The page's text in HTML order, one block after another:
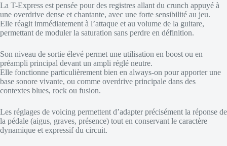
La T-Express est pensée pour des registres allant du crunch appuyé à
une overdrive dense et chantante, avec une forte sensibilité au jeu.
Elle réagit immédiatement à l’attaque et au volume de la guitare,
permettant de moduler la saturation sans perdre en définition.
Son niveau de sortie élevé permet une utilisation en boost ou en
préampli principal devant un ampli réglé neutre.
Elle fonctionne particulièrement bien en always-on pour apporter une
base sonore vivante, ou comme overdrive principale dans des
contextes blues, rock ou fusion.
Les réglages de voicing permettent d’adapter précisément la réponse de
la pédale (aigus, graves, présence) tout en conservant le caractère
dynamique et expressif du circuit.